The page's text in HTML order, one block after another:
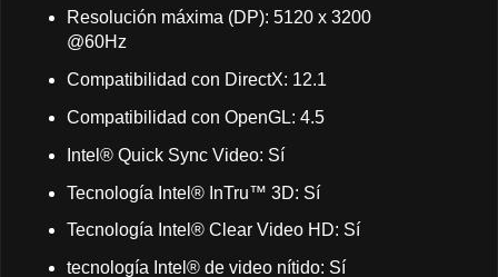
Resolución máxima (DP): 5120 x 3200
@60Hz
Compatibilidad con DirectX: 12.1
Compatibilidad con OpenGL: 4.5
Intel® Quick Sync Video: Sí
Tecnología Intel® InTru™ 3D: Sí
Tecnología Intel® Clear Video HD: Sí
tecnología Intel® de video nítido: Sí